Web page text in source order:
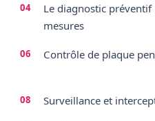
Le diagnostic préventif
mesures
Contrôle de plaque
Surveillance et